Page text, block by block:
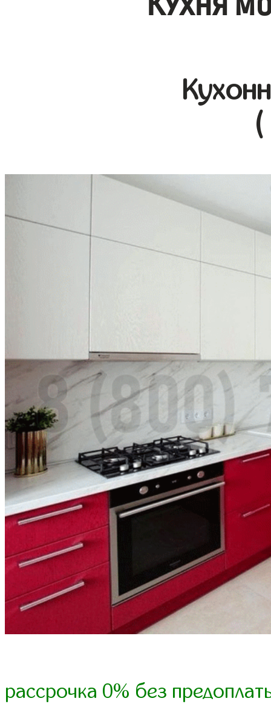
(
рассрочка 0% без